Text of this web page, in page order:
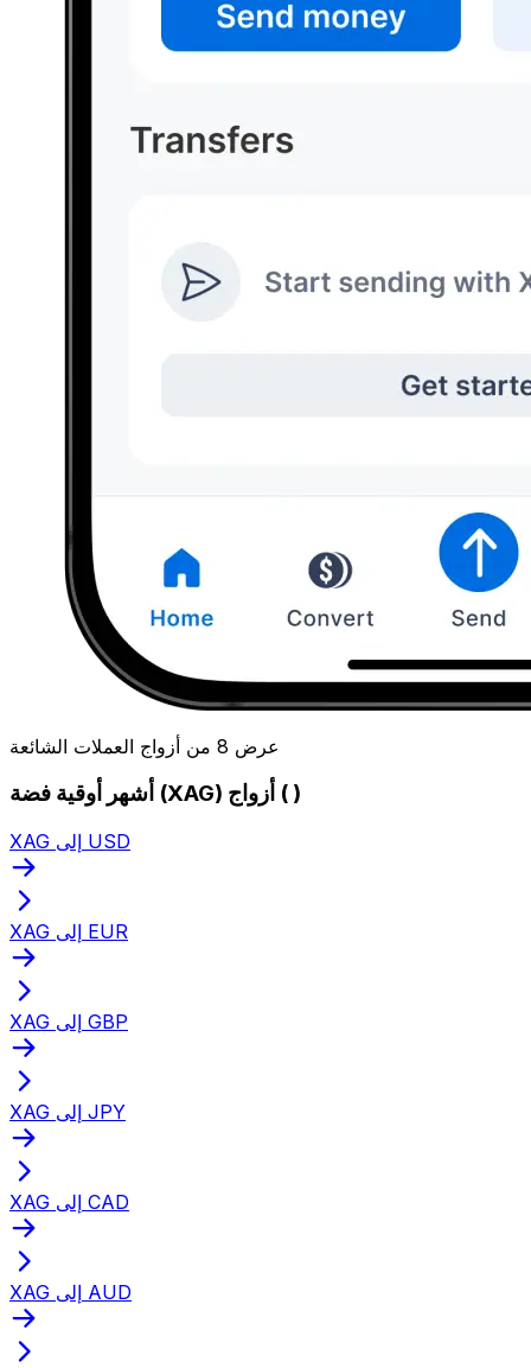
عرض 8 من أزواج العملات الشائعة
أشهر أوقية فضة (XAG) أزواج ( )
XAG إلى USD
XAG إلى EUR
XAG إلى GBP
XAG إلى JPY
XAG إلى CAD
XAG إلى AUD